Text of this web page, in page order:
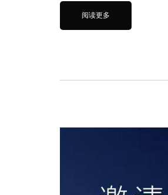
阅读更多